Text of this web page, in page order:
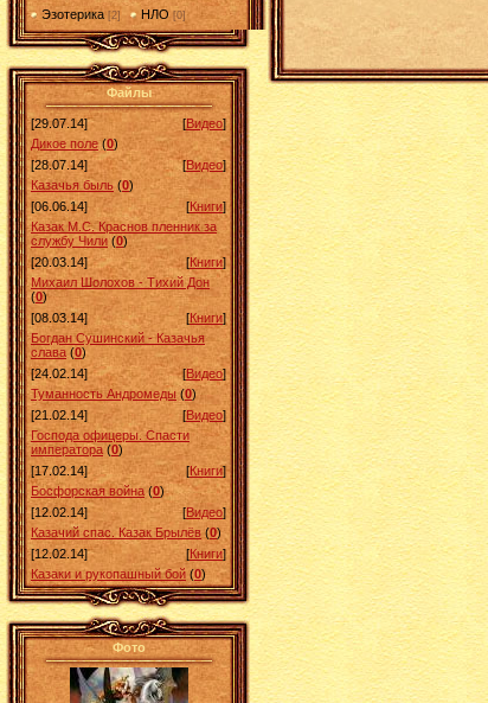
Эзотерика [2] НЛО [0]
Файлы
[29.07.14] [Видео]
Дикое поле (0)
[28.07.14]
[Видео]
Казачья быль (0)
[06.06.14]
[Книги]
Казак М.С. Краснов пленник за
службу Чили (0)
[20.03.14]
[Книги]
Михаил Шолохов - Тихий Дон
(0)
[08.03.14]
[Книги]
Богдан Сушинский - Казачья
слава (0)
[24.02.14]
[Видео]
Туманность Андромеды (0)
[21.02.14]
[Видео]
Господа офицеры. Спасти
императора (0)
[17.02.14]
[Книги]
Босфорская война (0)
[12.02.14]
[Видео]
Казачий спас. Казак Брылёв (0)
[12.02.14]
[Книги]
Казаки и рукопашный бой (0)
Фото